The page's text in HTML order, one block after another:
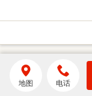
地图 电话